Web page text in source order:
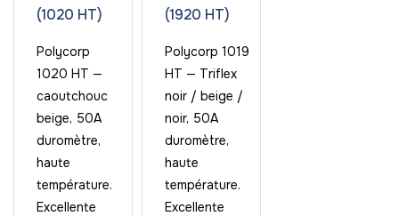
(1020 HT)
Polycorp
1020 HT —
caoutchouc
beige, 50A
duromètre,
haute
température.
Excellente
(1920 HT)
Polycorp 1019
HT — Triflex
noir / beige /
noir, 50A
duromètre,
haute
température.
Excellente